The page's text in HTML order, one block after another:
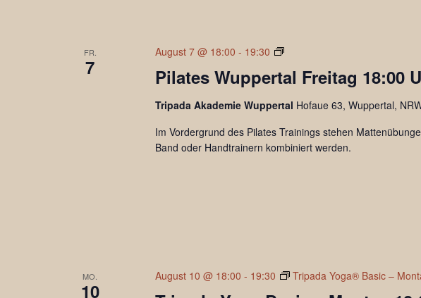
FR.
7 Pilates Wuppertal Freitag 18:00
August 7 @ 18:00 - 19:30 Pilates
Tripada Akademie Wuppertal Hofaue 63, Wuppertal,
Im Vordergrund des Pilates Trainings stehen
Band oder Handtrainern kombiniert werden.
MO.
10
August 10 @ 18:00 - 19:30 Tripada Yoga® Basic –